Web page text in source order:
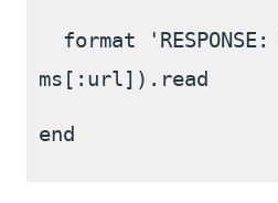
format
ms[:url]).read
end